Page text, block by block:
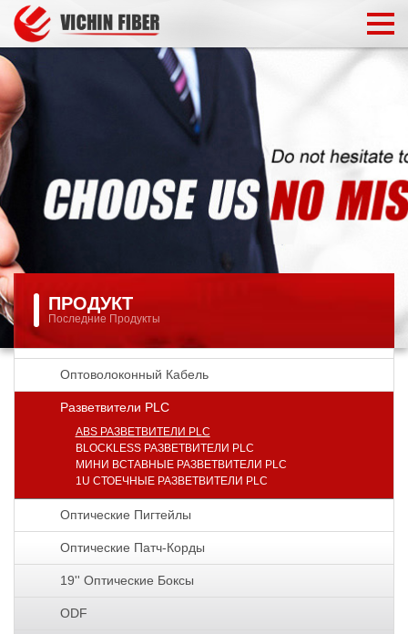
ПРОДУКТ
Последние Продукты
Оптоволоконный Кабель
Разветвители PLC
ABS РАЗВЕТВИТЕЛИ PLC
BLOCKLESS РАЗВЕТВИТЕЛИ PLC
МИНИ ВСТАВНЫЕ РАЗВЕТВИТЕЛИ PLC
1U СТОЕЧНЫЕ РАЗВЕТВИТЕЛИ PLC
Оптические Пигтейлы
Оптические Патч-Корды
19'' Оптические Боксы
ODF